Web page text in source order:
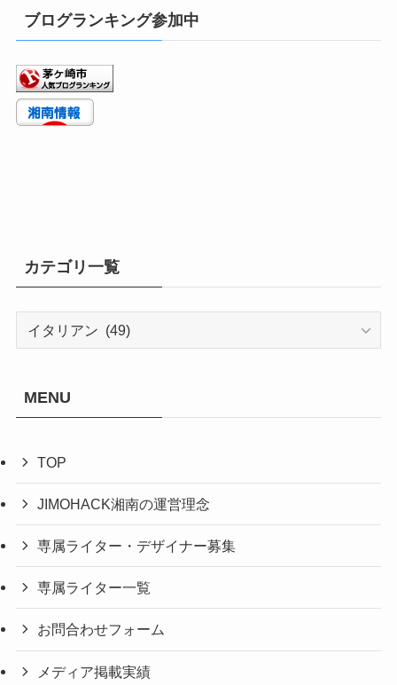
ブログランキング参加中
カテゴリ一覧
MENU
TOP
JIMOHACK湘南の運営理念
専属ライター・デザイナー募集
専属ライター一覧
お問合わせフォーム
メディア掲載実績